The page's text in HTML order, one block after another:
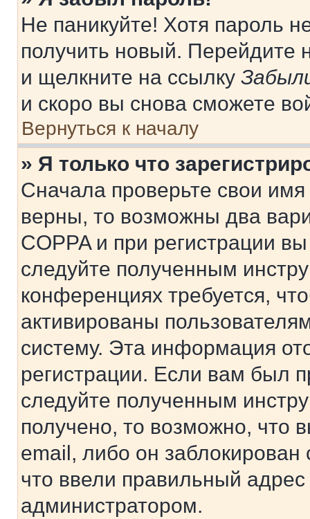
Не паникуйте! Хотя пароль
получить новый. Перейдите
и щелкните на ссылку
и скоро вы снова сможете
Вернуться к началу
» Я только что
Сначала проверьте свои
верны, то возможны два
COPPA и при регистрации
следуйте полученным
конференциях требуется,
активированы
систему. Эта информация
регистрации. Если вам был
следуйте полученным
получено, то возможно, что
email, либо он
что ввели правильный адрес
администратором.